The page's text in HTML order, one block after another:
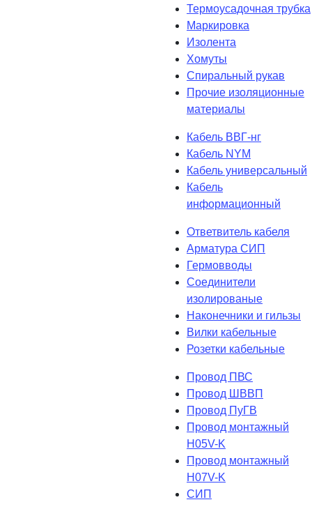
Термоусадочная трубка
Маркировка
Изолента
Хомуты
Спиральный рукав
Прочие изоляционные
материалы
Кабель ВВГ-нг
Кабель NYM
Кабель универсальный
Кабель
информационный
Ответвитель кабеля
Арматура СИП
Гермовводы
Соединители
изолированые
Наконечники и гильзы
Вилки кабельные
Розетки кабельные
Провод ПВС
Провод ШВВП
Провод ПуГВ
Провод монтажный
H05V-K
Провод монтажный
H07V-K
СИП